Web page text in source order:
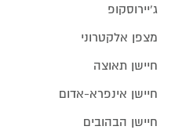
ג'יירוסקופ
מצפן אלקטרוני
חיישן תאוצה
חיישן אינפרא-אדום
חיישן הבהובים